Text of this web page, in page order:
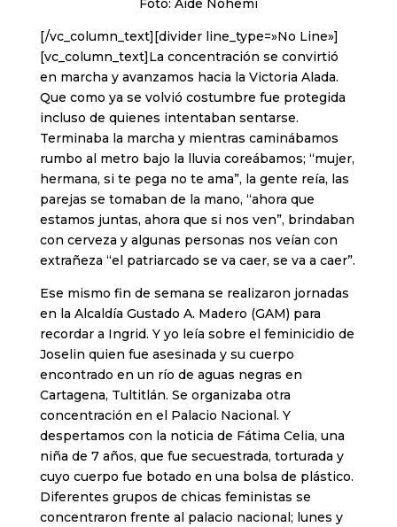
Foto: Aide Nohemi
[/vc_column_text][divider line_type=»No Line»]
[vc_column_text]La concentración se convirtió
en marcha y avanzamos hacia la Victoria Alada.
Que como ya se volvió costumbre fue protegida
incluso de quienes intentaban sentarse.
Terminaba la marcha y mientras caminábamos
rumbo al metro bajo la lluvia coreábamos; “mujer,
hermana, si te pega no te ama”, la gente reía, las
parejas se tomaban de la mano, “ahora que
estamos juntas, ahora que si nos ven”, brindaban
con cerveza y algunas personas nos veían con
extrañeza “el patriarcado se va caer, se va a caer”.
Ese mismo fin de semana se realizaron jornadas
en la Alcaldía Gustado A. Madero (GAM) para
recordar a Ingrid. Y yo leía sobre el feminicidio de
Joselin quien fue asesinada y su cuerpo
encontrado en un río de aguas negras en
Cartagena, Tultitlán. Se organizaba otra
concentración en el Palacio Nacional. Y
despertamos con la noticia de Fátima Celia, una
niña de 7 años, que fue secuestrada, torturada y
cuyo cuerpo fue botado en una bolsa de plástico.
Diferentes grupos de chicas feministas se
concentraron frente al palacio nacional; lunes y